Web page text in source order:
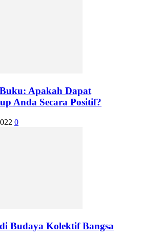
Apakah Dapat
Anda Secara Positif?
0
Budaya Kolektif Bangsa